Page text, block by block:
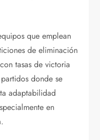
que emplean
de eliminación
tasas de victoria
donde se
adaptabilidad
en